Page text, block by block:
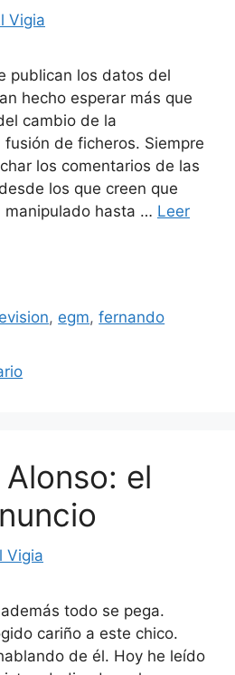
Vigia
publican los datos del
hecho esperar más que
cambio de la
de ficheros. Siempre
los comentarios de las
los que creen que
hasta … Leer
, egm,fernando
el
Vigia
todo se pega.
cariño a este chico.
de él. Hoy he leído